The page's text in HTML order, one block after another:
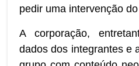
pedir uma intervenção
A corporação,
dados dos integrantes e